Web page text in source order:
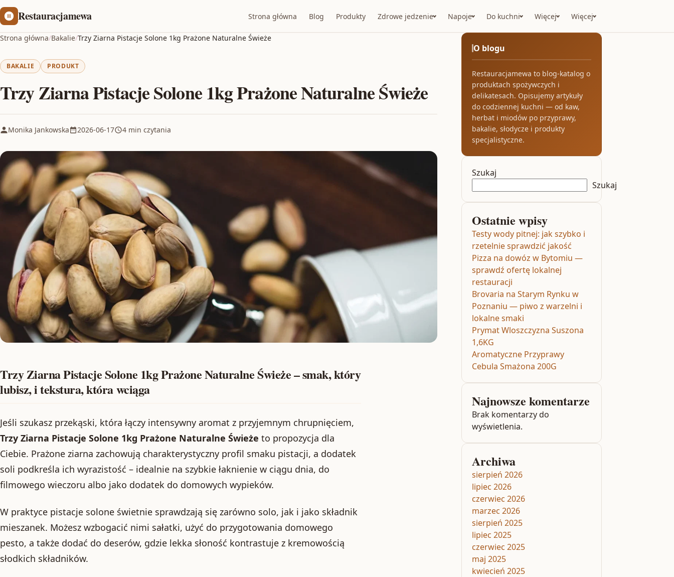
Restauracjamewa Strona główna Blog Produkty Zdrowe jedzenie Napoje Do kuchni Więcej Więcej
Strona główna/Bakalie/Trzy Ziarna Pistacje Solone 1kg Prażone Naturalne Świeże
BAKALIE PRODUKT
Trzy Ziarna Pistacje Solone 1kg Prażone Naturalne Świeże
Monika Jankowska 2026-06-17 4 min czytania
Trzy Ziarna Pistacje Solone 1kg Prażone Naturalne Świeże – smak, który
lubisz, i tekstura, która wciąga
Jeśli szukasz przekąski, która łączy intensywny aromat z przyjemnym chrupnięciem,
Trzy Ziarna Pistacje Solone 1kg Prażone Naturalne Świeże to propozycja dla
Ciebie. Prażone ziarna zachowują charakterystyczny profil smaku pistacji, a dodatek
soli podkreśla ich wyrazistość – idealnie na szybkie łaknienie w ciągu dnia, do
filmowego wieczoru albo jako dodatek do domowych wypieków.
W praktyce pistacje solone świetnie sprawdzają się zarówno solo, jak i jako składnik
mieszanek. Możesz wzbogacić nimi sałatki, użyć do przygotowania domowego
pesto, a także dodać do deserów, gdzie lekka słoność kontrastuje z kremowością
słodkich składników.
O blogu
Restauracjamewa to blog-katalog o
produktach spożywczych i
delikatesach. Opisujemy artykuły
do codziennej kuchni — od kaw,
herbat i miodów po przyprawy,
bakalie, słodycze i produkty
specjalistyczne.
Szukaj
Szukaj
Ostatnie wpisy
Testy wody pitnej: jak szybko i
rzetelnie sprawdzić jakość
Pizza na dowóz w Bytomiu —
sprawdź ofertę lokalnej
restauracji
Brovaria na Starym Rynku w
Poznaniu — piwo z warzelni i
lokalne smaki
Prymat Wloszczyzna Suszona
1,6KG
Aromatyczne Przyprawy
Cebula Smażona 200G
Najnowsze komentarze
Brak komentarzy do
wyświetlenia.
Archiwa
sierpień 2026
lipiec 2026
czerwiec 2026
marzec 2026
sierpień 2025
lipiec 2025
czerwiec 2025
maj 2025
kwiecień 2025